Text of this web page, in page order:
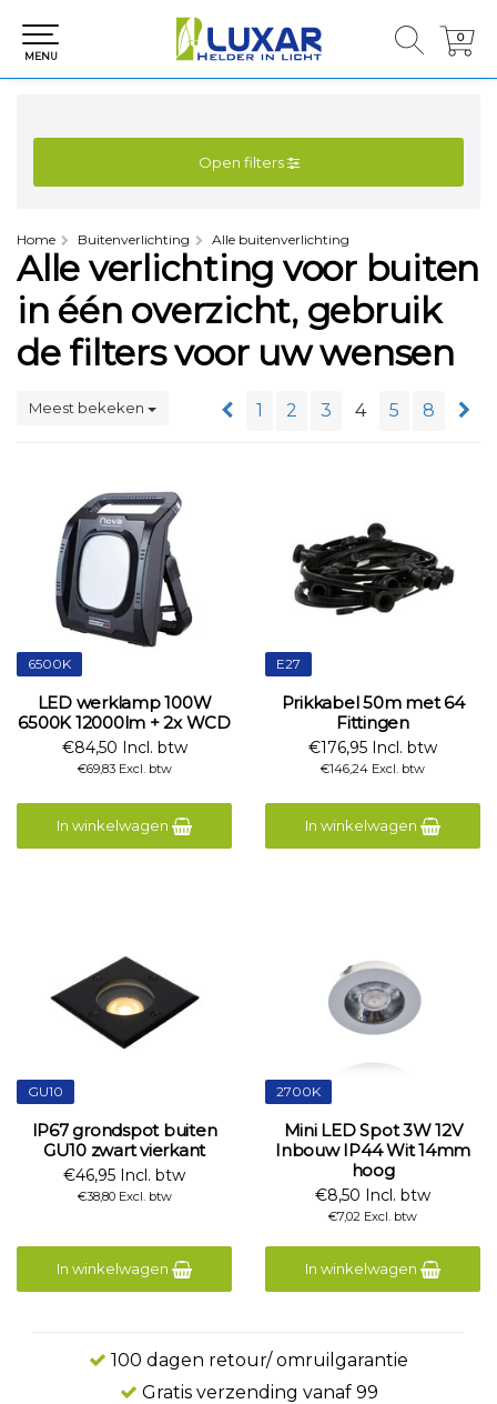
0
0
MENU
Open filters
Home Buitenverlichting Alle buitenverlichting
Alle verlichting voor buiten
in één overzicht, gebruik
de filters voor uw wensen
Meest bekeken 1 2 3 4 5 8
6500K
LED werklamp 100W
6500K 12000lm + 2x WCD
€84,50 Incl. btw
€69,83 Excl. btw
In winkelwagen
E27
Prikkabel 50m met 64
Fittingen
€176,95 Incl. btw
€146,24 Excl. btw
In winkelwagen
GU10
IP67 grondspot buiten
GU10 zwart vierkant
€46,95 Incl. btw
€38,80 Excl. btw
In winkelwagen
2700K
Mini LED Spot 3W 12V
Inbouw IP44 Wit 14mm
hoog
€8,50 Incl. btw
€7,02 Excl. btw
In winkelwagen
100 dagen retour/ omruilgarantie
Gratis verzending vanaf 99